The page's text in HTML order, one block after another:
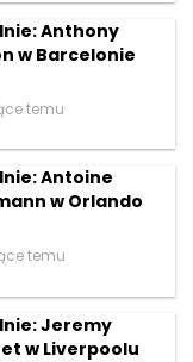
Anthony
w Barcelonie
temu
Antoine
w Orlando
temu
Jeremy
w Liverpoolu